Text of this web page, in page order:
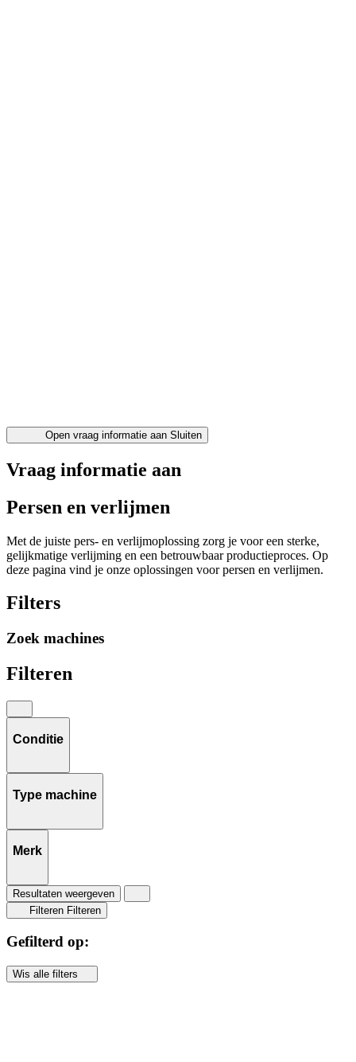
Open vraag informatie aan Sluiten
Vraag informatie aan
Persen en verlijmen
Met de juiste pers- en verlijmoplossing zorg je voor een sterke,
gelijkmatige verlijming en een betrouwbaar productieproces. Op
deze pagina vind je onze oplossingen voor persen en verlijmen.
Filters
Zoek machines
Filteren
Conditie
Type machine
Merk
Resultaten weergeven
Filteren Filteren
Gefilterd op:
Wis alle filters